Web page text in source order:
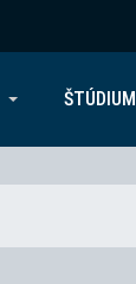
ŠTÚDIUM